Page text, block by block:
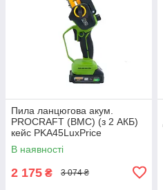
Пила ланцюгова акум.
PROCRAFT (ВМС) (з 2 АКБ)
кейс PKA45LuxPrice
В наявності
2 175 ₴ 3 074 ₴